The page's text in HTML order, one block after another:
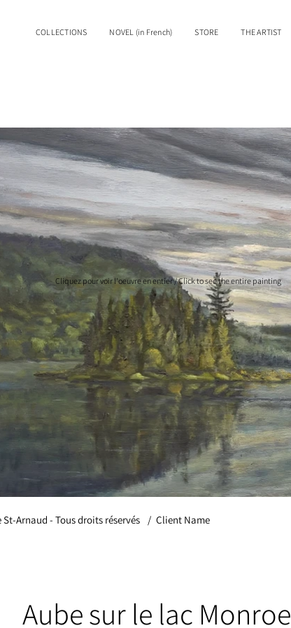
COLLECTIONS NOVEL (in French) STORE THE ARTIST
Cliquez pour voir l'oeuvre en entier / Click to see the entire painting
St-Arnaud - Tous droits réservés Client Name
/
Aube sur le lac Monroe